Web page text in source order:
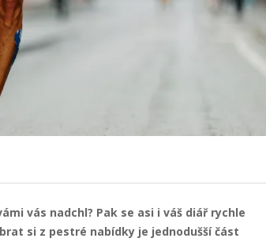
vás nadchl? Pak se asi i váš diář rychle
si z pestré nabídky je jednodušší část